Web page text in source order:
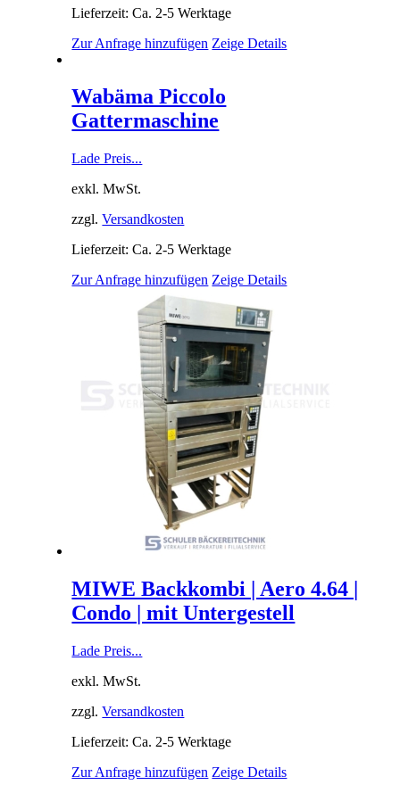
Lieferzeit: Ca. 2-5 Werktage
Zur Anfrage hinzufügen Zeige Details
Wabäma Piccolo
Gattermaschine
Lade Preis...
exkl. MwSt.
zzgl.Versandkosten
Lieferzeit: Ca. 2-5 Werktage
Zur Anfrage hinzufügen Zeige Details
MIWE Backkombi | Aero 4.64 |
Condo | mit Untergestell
Lade Preis...
exkl. MwSt.
zzgl.Versandkosten
Lieferzeit: Ca. 2-5 Werktage
Zur Anfrage hinzufügen Zeige Details